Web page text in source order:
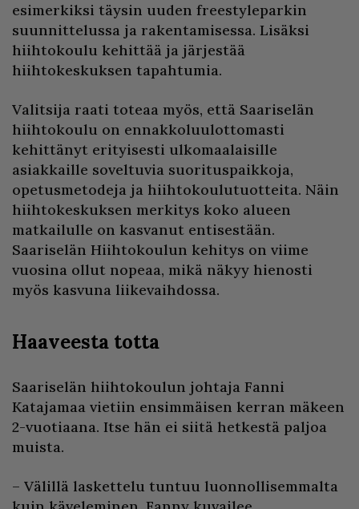
esimerkiksi täysin uuden freestyleparkin
suunnittelussa ja rakentamisessa. Lisäksi
hiihtokoulu kehittää ja järjestää
hiihtokeskuksen tapahtumia.
Valitsija raati toteaa myös, että Saariselän
hiihtokoulu on ennakkoluulottomasti
kehittänyt erityisesti ulkomaalaisille
asiakkaille soveltuvia suorituspaikkoja,
opetusmetodeja ja hiihtokoulutuotteita. Näin
hiihtokeskuksen merkitys koko alueen
matkailulle on kasvanut entisestään.
Saariselän Hiihtokoulun kehitys on viime
vuosina ollut nopeaa, mikä näkyy hienosti
myös kasvuna liikevaihdossa.
Haaveesta totta
Saariselän hiihtokoulun johtaja Fanni
Katajamaa vietiin ensimmäisen kerran mäkeen
2-vuotiaana. Itse hän ei siitä hetkestä paljoa
muista.
– Välillä laskettelu tuntuu luonnollisemmalta